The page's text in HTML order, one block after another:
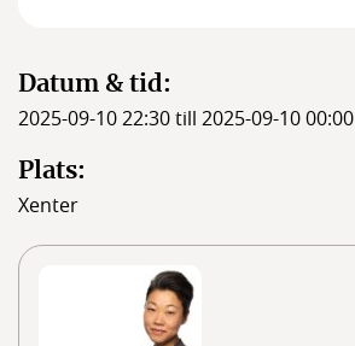
Datum & tid:
2025-09-10 22:30 till 2025-09-10 00:00
Plats:
Xenter